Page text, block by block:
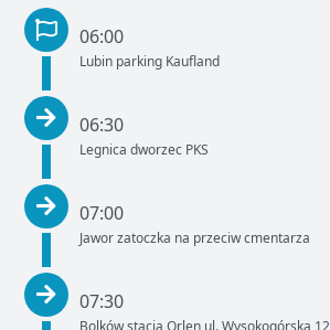
06:00
Lubin parking Kaufland
06:30
Legnica dworzec PKS
07:00
Jawor zatoczka na przeciw cmentarza
07:30
Bolków stacja Orlen ul. Wysokogórska 12